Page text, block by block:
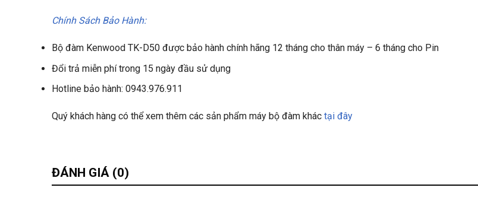
Chính Sách Bảo Hành:
Bộ đàm Kenwood TK-D50 được bảo hành chính hãng 12 tháng cho thân máy – 6 tháng cho Pin
Đổi trả miễn phí trong 15 ngày đầu sử dụng
Hotline bảo hành: 0943.976.911
Quý khách hàng có thể xem thêm các sản phẩm máy bộ đàm khác tại đây
ĐÁNH GIÁ (0)